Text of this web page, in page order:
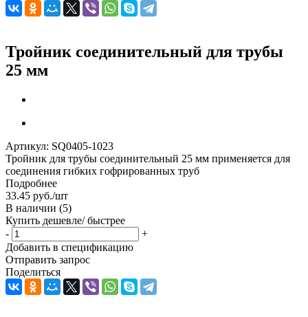
Тройник соединительный для трубы
25 мм
Артикул: SQ0405-1023
Тройник для трубы соединительный 25 мм применяется для
соединения гибких гофрированных труб
Подробнее
33.45 руб./шт
В наличии (5)
Купить дешевле/ быстрее
-
+
Добавить в спецификацию
Отправить запрос
Поделиться